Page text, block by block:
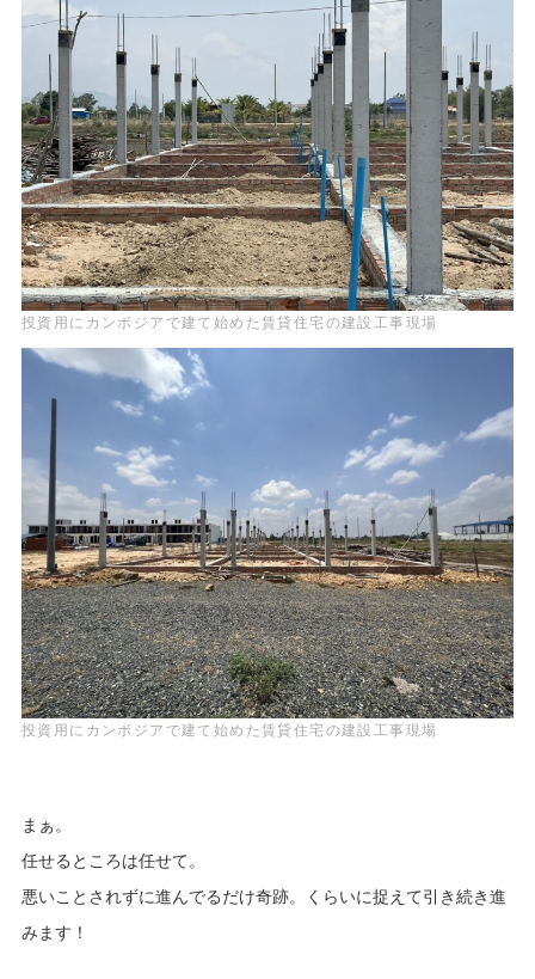
投資用にカンボジアで建て始めた賃貸住宅の建設工事現場
投資用にカンボジアで建て始めた賃貸住宅の建設工事現場
まぁ。
任せるところは任せて。
悪いことされずに進んでるだけ奇跡。くらいに捉えて引き続き進
みます！